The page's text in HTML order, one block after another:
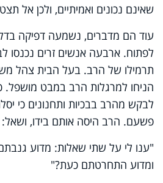
שאינם נכונים ואמיתיים, ולכן אל
עוד הם מדברים, נשמעה דפיקה
לפתוח. ארבעה אנשים זרים נכנסו
תרמילו של הרב. בעל הבית צהל
הניחו למרגלות הרב במבט
לבקש מהרב בבכיות ותחנונים כי
פשעם. הרב היסה אותם בידו, ושאל:
"ענו לי על שתי שאלות: מדוע
ומדוע התחרטתם כעת?"